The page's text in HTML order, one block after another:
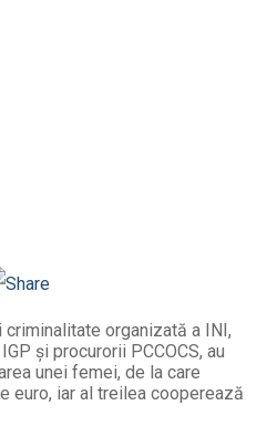
organizată a INI,
și procurorii PCCOCS, au
unei femei, de la care
euro, iar al treilea cooperează